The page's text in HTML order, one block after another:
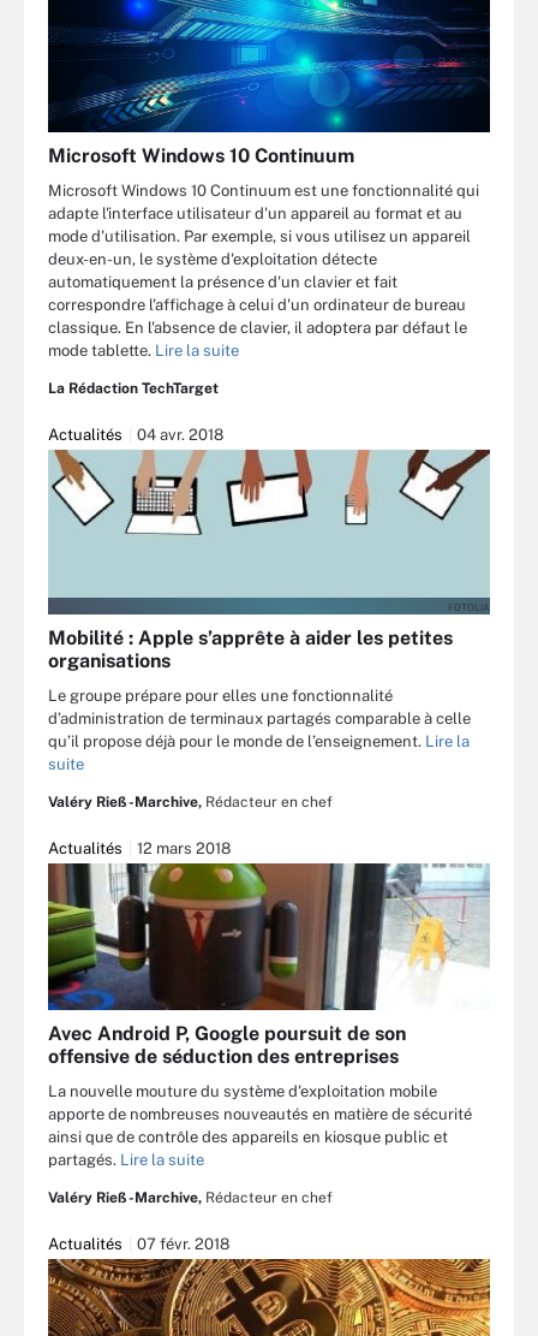
Microsoft Windows 10 Continuum
Microsoft Windows 10 Continuum est une fonctionnalité qui
adapte l'interface utilisateur d'un appareil au format et au
mode d'utilisation. Par exemple, si vous utilisez un appareil
deux-en-un, le système d'exploitation détecte
automatiquement la présence d'un clavier et fait
correspondre l'affichage à celui d'un ordinateur de bureau
classique. En l'absence de clavier, il adoptera par défaut le
mode tablette. Lire la suite
La Rédaction TechTarget
Actualités 04 avr. 2018
FOTOLIA
Mobilité : Apple s’apprête à aider les petites
organisations
Le groupe prépare pour elles une fonctionnalité
d’administration de terminaux partagés comparable à celle
qu’il propose déjà pour le monde de l’enseignement. Lire la
suite
Valéry Rieß-Marchive, Rédacteur en chef
Actualités 12 mars 2018
Avec Android P, Google poursuit de son
offensive de séduction des entreprises
La nouvelle mouture du système d'exploitation mobile
apporte de nombreuses nouveautés en matière de sécurité
ainsi que de contrôle des appareils en kiosque public et
partagés. Lire la suite
Valéry Rieß-Marchive, Rédacteur en chef
Actualités 07 févr. 2018